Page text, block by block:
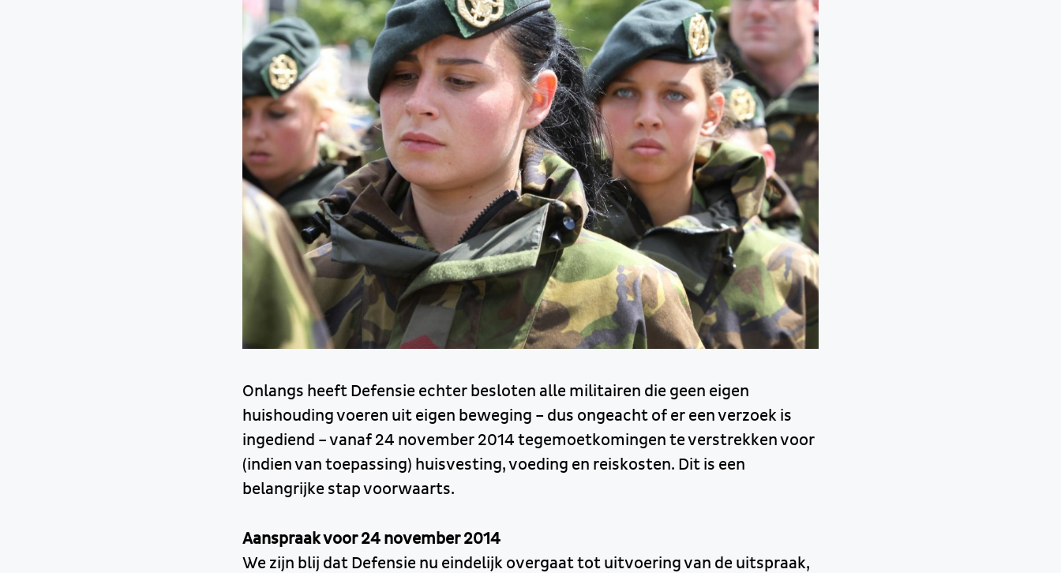
Onlangs heeft Defensie echter besloten alle militairen die geen eigen
huishouding voeren uit eigen beweging – dus ongeacht of er een verzoek is
ingediend – vanaf 24 november 2014 tegemoetkomingen te verstrekken voor
(indien van toepassing) huisvesting, voeding en reiskosten. Dit is een
belangrijke stap voorwaarts.
Aanspraak voor 24 november 2014
We zijn blij dat Defensie nu eindelijk overgaat tot uitvoering van de uitspraak,